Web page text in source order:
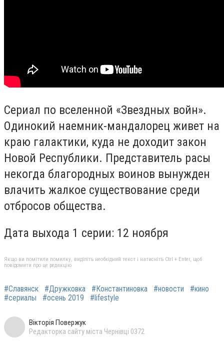
Сериал по вселенной «Звездных войн».
Одинокий наемник-мандалорец живет на
краю галактики, куда не доходит закон
Новой Республики. Представитель расы
некогда благородных воинов вынужден
влачить жалкое существование среди
отбросов общества.
Дата выхода 1 серии: 12 ноября
Якщо ви помітили помилку, виділіть необхідний текст і натисніть Ctrl + Enter, щоб
повідомити про це редакцію
#Славянск #Дружковка #Константиновка #новости
#кино
#сериалы
#осень 2019 #lifestyle
Вікторія Повержук
Редакторка сайту міста Чернівці 0372